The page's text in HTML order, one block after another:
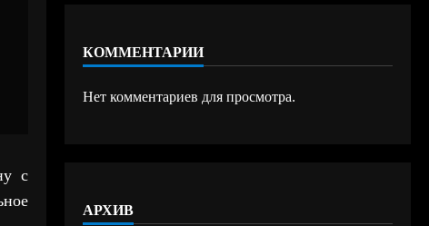
с
КОММЕНТАРИИ
Нет комментариев для просмотра.
АРХИВ